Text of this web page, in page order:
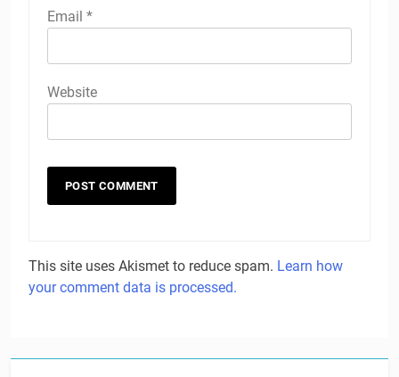
Email *
Website
This site uses Akismet to reduce spam. Learn how
your comment data is processed.